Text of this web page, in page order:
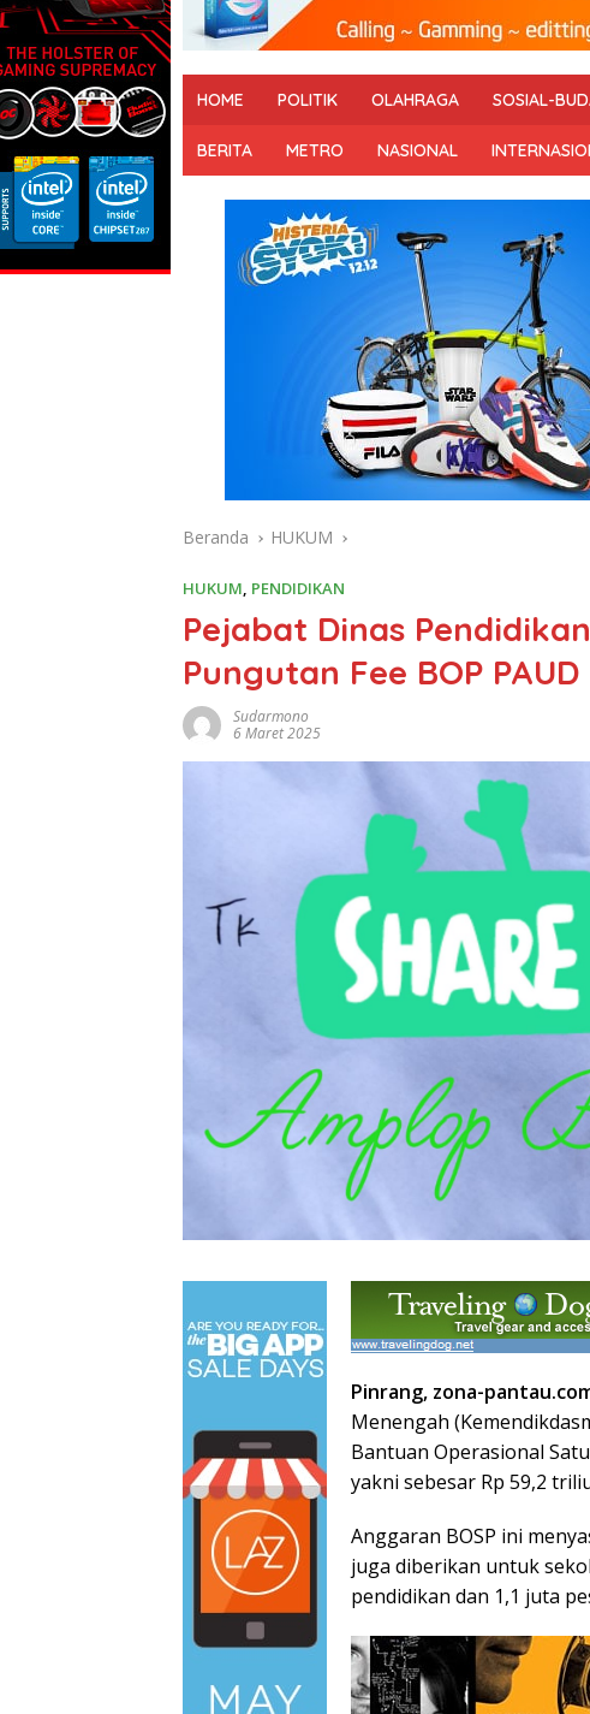
HOME POLITIK OLAHRAGA SOSIAL-
BERITA METRO NASIONAL
Beranda HUKUM
HUKUM, PENDIDIKAN
Pejabat Dinas
Pungutan Fee BOP PAUD
Sudarmono
6 Maret 2025
Pinrang, zona-
Menengah
Bantuan Operasional
yakni sebesar Rp 59,2
Anggaran BOSP ini
juga diberikan untuk
pendidikan dan 1,1 juta